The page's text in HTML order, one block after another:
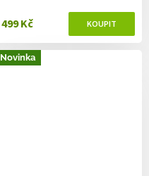
499 Kč
Novinka